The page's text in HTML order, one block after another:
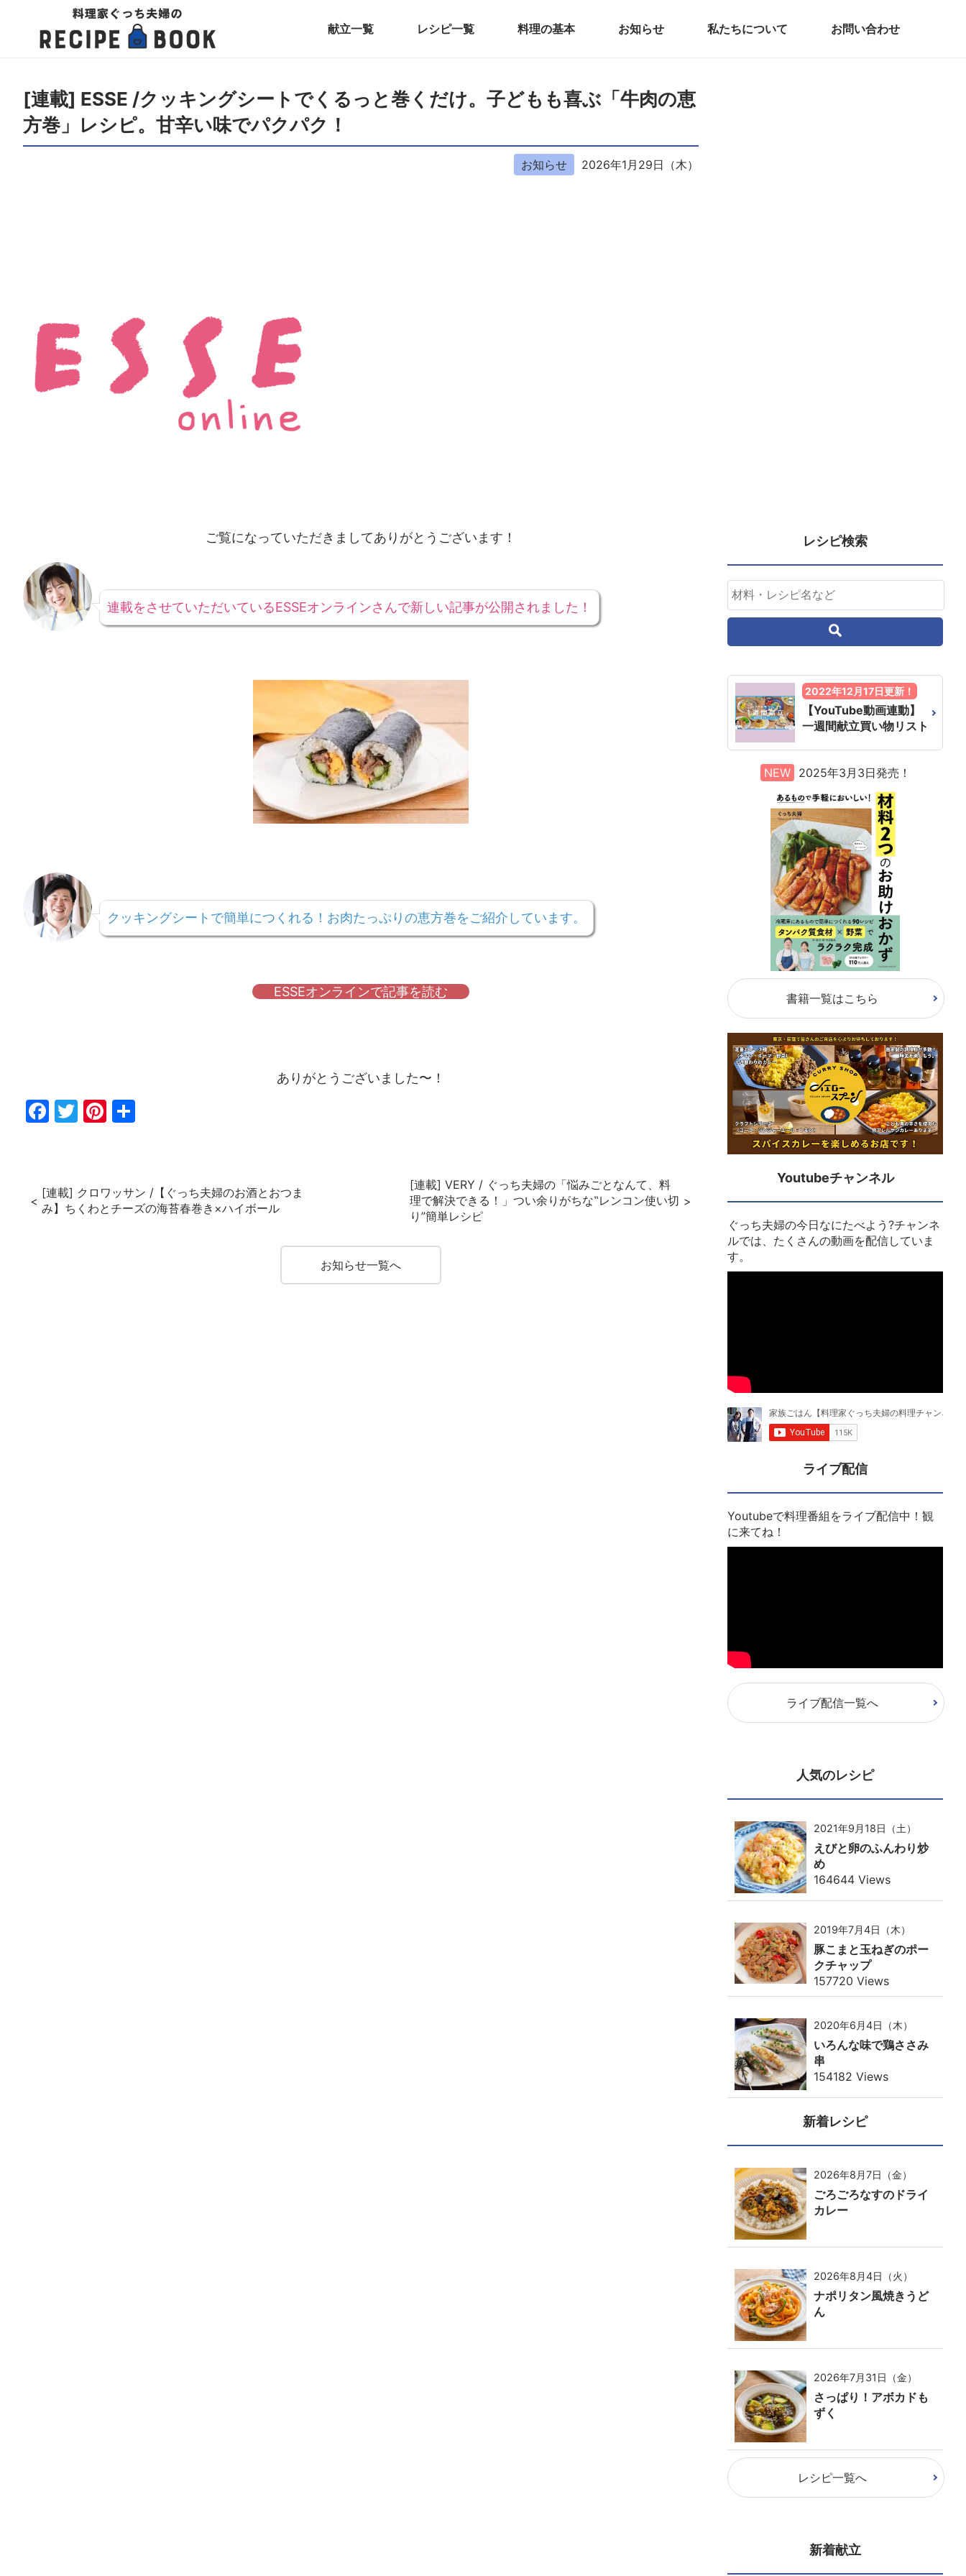
献立一覧 レシピ一覧 料理の基本 お知らせ 私たちについて お問い合わせ
[連載] ESSE /クッキングシートでくるっと巻くだけ。子どもも喜ぶ「牛肉の恵
方巻」レシピ。甘辛い味でパクパク！
お知らせ 2026年1月29日（木）
ご覧になっていただきましてありがとうございます！
連載をさせていただいているESSEオンラインさんで新しい記事が公開されました！
クッキングシートで簡単につくれる！お肉たっぷりの恵方巻をご紹介しています。
ESSEオンラインで記事を読む
ありがとうございました〜！
Fac
Twi
Pin
[連載] クロワッサン /【ぐっち夫婦のお酒とおつま
み】ちくわとチーズの海苔春巻き×ハイボール
[連載] VERY / ぐっち夫婦の「悩みごとなんて、料
理で解決できる！」つい余りがちな‟レンコン使い切
り”簡単レシピ
お知らせ一覧へ
レシピ検索
2022年12月17日更新！
【YouTube動画連動】
一週間献立買い物リスト
NEW 2025年3月3日発売！
書籍一覧はこちら
Youtubeチャンネル
ぐっち夫婦の今日なにたべよう?チャンネ
ルでは、たくさんの動画を配信していま
す。
ライブ配信
Youtubeで料理番組をライブ配信中！観
に来てね！
ライブ配信一覧へ
人気のレシピ
2021年9月18日（土）
えびと卵のふんわり炒
め
164644 Views
2019年7月4日（木）
豚こまと玉ねぎのポー
クチャップ
157720 Views
2020年6月4日（木）
いろんな味で鶏ささみ
串
154182 Views
新着レシピ
2026年8月7日（金）
ごろごろなすのドライ
カレー
2026年8月4日（火）
ナポリタン風焼きうど
ん
2026年7月31日（金）
さっぱり！アボカドも
ずく
レシピ一覧へ
新着献立